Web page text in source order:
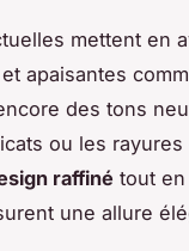
mettent en
apaisantes
des tons
ou les
raffiné tout
une allure